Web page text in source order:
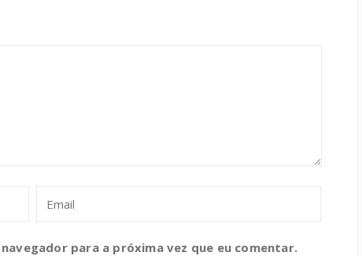
para a próxima vez que eu comentar.